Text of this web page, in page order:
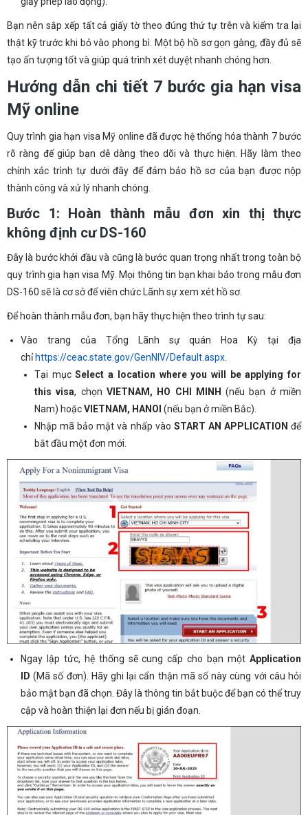
Bạn nên sắp xếp tất cả giấy tờ theo đúng thứ tự trên và kiểm tra lại
thật kỹ trước khi bỏ vào phong bì. Một bộ hồ sơ gọn gàng, đầy đủ sẽ
tạo ấn tượng tốt và giúp quá trình xét duyệt nhanh chóng hơn.
Hướng dẫn chi tiết 7 bước gia hạn visa
Mỹ online
Quy trình gia hạn visa Mỹ online đã được hệ thống hóa thành 7 bước
rõ ràng để giúp bạn dễ dàng theo dõi và thực hiện. Hãy làm theo
chính xác trình tự dưới đây để đảm bảo hồ sơ của bạn được nộp
thành công và xử lý nhanh chóng.
Bước 1: Hoàn thành mẫu đơn xin thị thực
không định cư DS-160
Đây là bước khởi đầu và cũng là bước quan trọng nhất trong toàn bộ
quy trình gia hạn visa Mỹ. Mọi thông tin bạn khai báo trong mẫu đơn
DS-160 sẽ là cơ sở để viên chức Lãnh sự xem xét hồ sơ.
Để hoàn thành mẫu đơn, bạn hãy thực hiện theo trình tự sau:
Vào trang của Tổng Lãnh sự quán Hoa Kỳ tại địa
chỉ https://ceac.state.gov/GenNIV/Default.aspx
Tại mụcSelect a location where you will be applying for
this visa, chọn VIETNAM, HO CHI MINH(nếu bạn ở miền
Nam) hoặcVIETNAM, HANOI (nếu bạn ở miền Bắc).
Nhập mã bảo mật và nhấp vào START AN APPLICATION để
bắt đầu một đơn mới.
Ngay lập tức, hệ thống sẽ cung cấp cho bạn một Application
ID (Mã số đơn). Hãy ghi lại cẩn thận mã số này cùng với câu hỏi
bảo mật bạn đã chọn. Đây là thông tin bắt buộc để bạn có thể truy
cập và hoàn thiện lại đơn nếu bị gián đoạn.